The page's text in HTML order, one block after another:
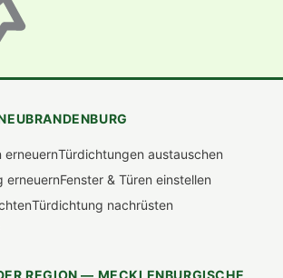
erneuernTürdichtungen austauschen
erneuernFenster & Türen einstellen
Türdichtung nachrüsten
REGION — MECKLENBURGISCHE